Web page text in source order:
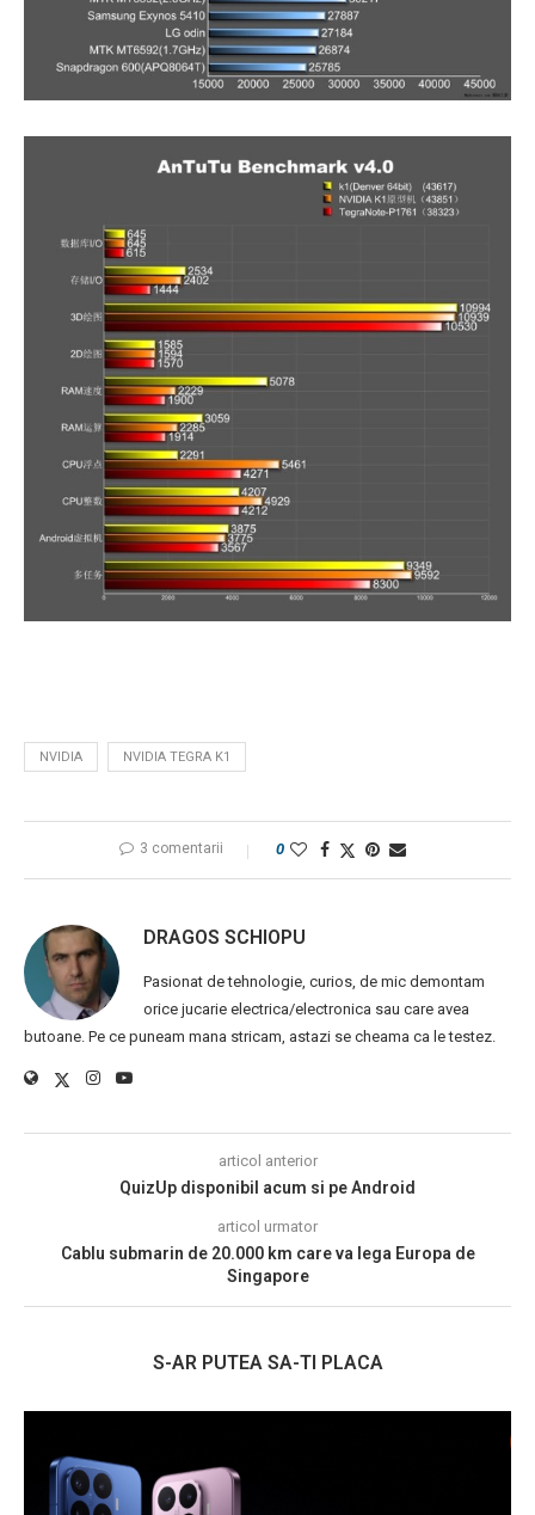
NVIDIA NVIDIA TEGRA K1
3 comentarii 0
DRAGOS SCHIOPU
Pasionat de tehnologie, curios, de mic demontam
orice jucarie electrica/electronica sau care avea
butoane. Pe ce puneam mana stricam, astazi se cheama ca le testez.
articol anterior
QuizUp disponibil acum si pe Android
articol urmator
Cablu submarin de 20.000 km care va lega Europa de
Singapore
S-AR PUTEA SA-TI PLACA